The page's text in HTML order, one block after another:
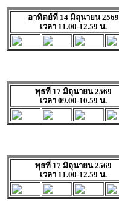
อาทิตย์ที่ 14 มิถุนายน 2569
เวลา 11.00-12.59 น.
พุธที่ 17 มิถุนายน 2569
เวลา 09.00-10.59 น.
พุธที่ 17 มิถุนายน 2569
เวลา 11.00-12.59 น.